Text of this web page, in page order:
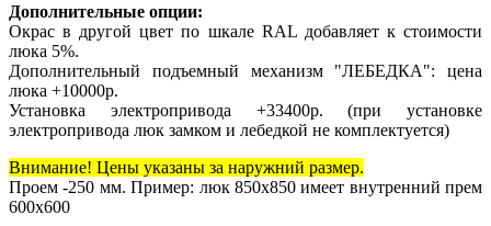
Дополнительные опции:
Окрас в другой цвет по шкале RAL добавляет к стоимости
люка 5%.
Дополнительный подъемный механизм "ЛЕБЕДКА": цена
люка +10000р.
Установка электропривода +33400р. (при установке
электропривода люк замком и лебедкой не комплектуется)
Внимание! Цены указаны за наружний размер.
Проем -250 мм. Пример: люк 850х850 имеет внутренний прем
600х600